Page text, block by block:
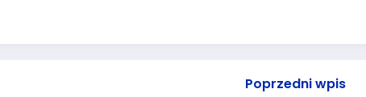
Poprzedni wpis